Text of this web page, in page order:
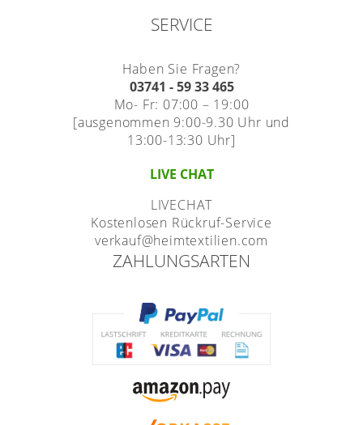
SERVICE
Haben Sie Fragen?
03741 - 59 33 465
Mo- Fr: 07:00 – 19:00
[ausgenommen 9:00-9.30 Uhr und
13:00-13:30 Uhr]
LIVE CHAT
LIVECHAT
Kostenlosen Rückruf-Service
verkauf@heimtextilien.com
ZAHLUNGSARTEN